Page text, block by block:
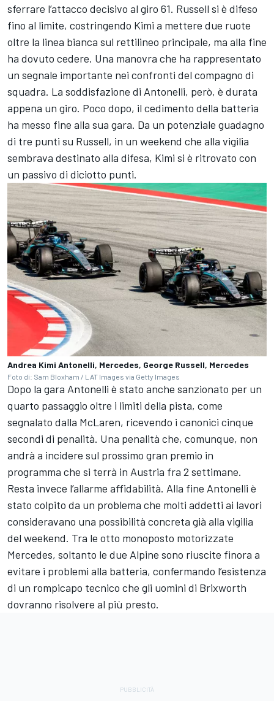
sferrare l’attacco decisivo al giro 61. Russell si è difeso
fino al limite, costringendo Kimi a mettere due ruote
oltre la linea bianca sul rettilineo principale, ma alla fine
ha dovuto cedere. Una manovra che ha rappresentato
un segnale importante nei confronti del compagno di
squadra. La soddisfazione di Antonelli, però, è durata
appena un giro. Poco dopo, il cedimento della batteria
ha messo fine alla sua gara. Da un potenziale guadagno
di tre punti su Russell, in un weekend che alla vigilia
sembrava destinato alla difesa, Kimi si è ritrovato con
un passivo di diciotto punti.
Andrea Kimi Antonelli, Mercedes, George Russell, Mercedes
Foto di: Sam Bloxham / LAT Images via Getty Images
Dopo la gara Antonelli è stato anche sanzionato per un
quarto passaggio oltre i limiti della pista, come
segnalato dalla McLaren, ricevendo i canonici cinque
secondi di penalità. Una penalità che, comunque, non
andrà a incidere sul prossimo gran premio in
programma che si terrà in Austria fra 2 settimane.
Resta invece l’allarme affidabilità. Alla fine Antonelli è
stato colpito da un problema che molti addetti ai lavori
consideravano una possibilità concreta già alla vigilia
del weekend. Tra le otto monoposto motorizzate
Mercedes, soltanto le due Alpine sono riuscite finora a
evitare i problemi alla batteria, confermando l’esistenza
di un rompicapo tecnico che gli uomini di Brixworth
dovranno risolvere al più presto.